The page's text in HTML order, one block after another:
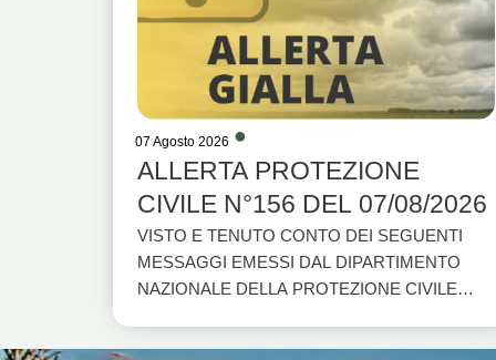
07 Agosto 2026
ALLERTA PROTEZIONE
CIVILE N°156 DEL 07/08/2026
VISTO E TENUTO CONTO DEI SEGUENTI
MESSAGGI EMESSI DAL DIPARTIMENTO
NAZIONALE DELLA PROTEZIONE CIVILE